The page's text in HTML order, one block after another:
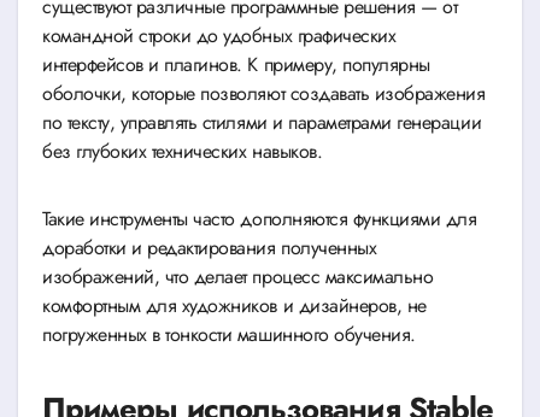
существуют различные программные решения — от
командной строки до удобных графических
интерфейсов и плагинов. К примеру, популярны
оболочки, которые позволяют создавать изображения
по тексту, управлять стилями и параметрами генерации
без глубоких технических навыков.
Такие инструменты часто дополняются функциями для
доработки и редактирования полученных
изображений, что делает процесс максимально
комфортным для художников и дизайнеров, не
погруженных в тонкости машинного обучения.